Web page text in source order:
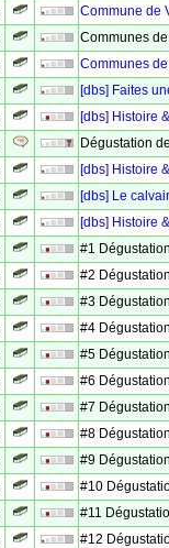
Commune de
Communes
Communes
[dbs] Faites
[dbs] Histoire
Dégustation
[dbs] Histoire
[dbs] Le
[dbs] Histoire
#1
#2
#3
#4
#5
#6
#7
#8
#9
#10
#11
#12